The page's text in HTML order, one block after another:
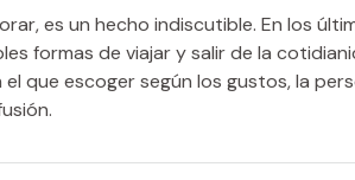
es un hecho indiscutible. En los
formas de viajar y salir de la
que escoger según los gustos, la